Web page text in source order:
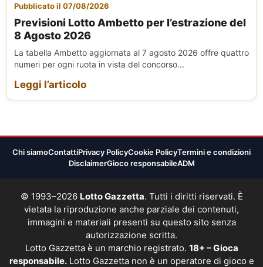
Pubblicato il 07/08/2026
Previsioni Lotto Ambetto per l’estrazione del
8 Agosto 2026
La tabella Ambetto aggiornata al 7 agosto 2026 offre quattro
numeri per ogni ruota in vista del concorso...
Leggi l’articolo
Chi siamoContattiPrivacy PolicyCookie PolicyTermini e condizioni
DisclaimerGioco responsabileADM
© 1993–2026 Lotto Gazzetta. Tutti i diritti riservati. È
vietata la riproduzione anche parziale dei contenuti,
immagini e materiali presenti su questo sito senza
autorizzazione scritta.
Lotto Gazzetta è un marchio registrato. 18+ – Gioca
responsabile.Lotto Gazzetta non è un operatore di gioco e